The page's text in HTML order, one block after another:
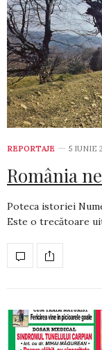
REPORTAJE 5 IUNIE
România
Poteca istoriei
Este o trecătoare